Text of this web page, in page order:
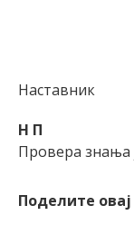
Наставник
Н П
Провера знања
Поделите